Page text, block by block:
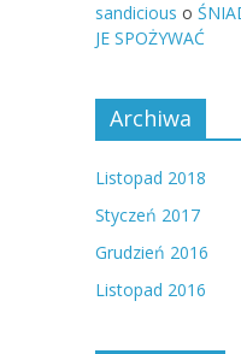
sandicious o
JE SPOŻYWAĆ
Archiwa
Listopad 2018
Styczeń 2017
Grudzień 2016
Listopad 2016